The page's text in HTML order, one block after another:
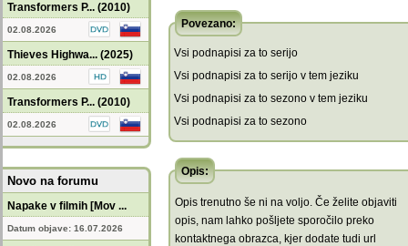
Transformers P... (2010)
02.08.2026
Thieves Highwa... (2025)
02.08.2026
Transformers P... (2010)
02.08.2026
Novo na forumu
Napake v filmih [Mov ...
Datum objave: 16.07.2026
Povezano:
Vsi podnapisi za to serijo
Vsi podnapisi za to serijo v tem jeziku
Vsi podnapisi za to sezono v tem jeziku
Vsi podnapisi za to sezono
Opis:
Opis trenutno še ni na voljo. Če želite objaviti
opis, nam lahko pošljete sporočilo preko
kontaktnega obrazca, kjer dodate tudi url